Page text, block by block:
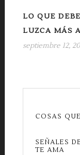
LO QUE
LUZCA MÁS
septiembre 12,
COSAS
SEÑALES
TE AMA